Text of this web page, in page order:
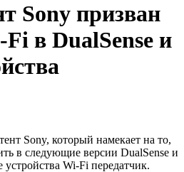
Sony призван
в DualSense и
Sony, который намекает на то,
в следующие версии DualSense и
Wi-Fi передатчик.